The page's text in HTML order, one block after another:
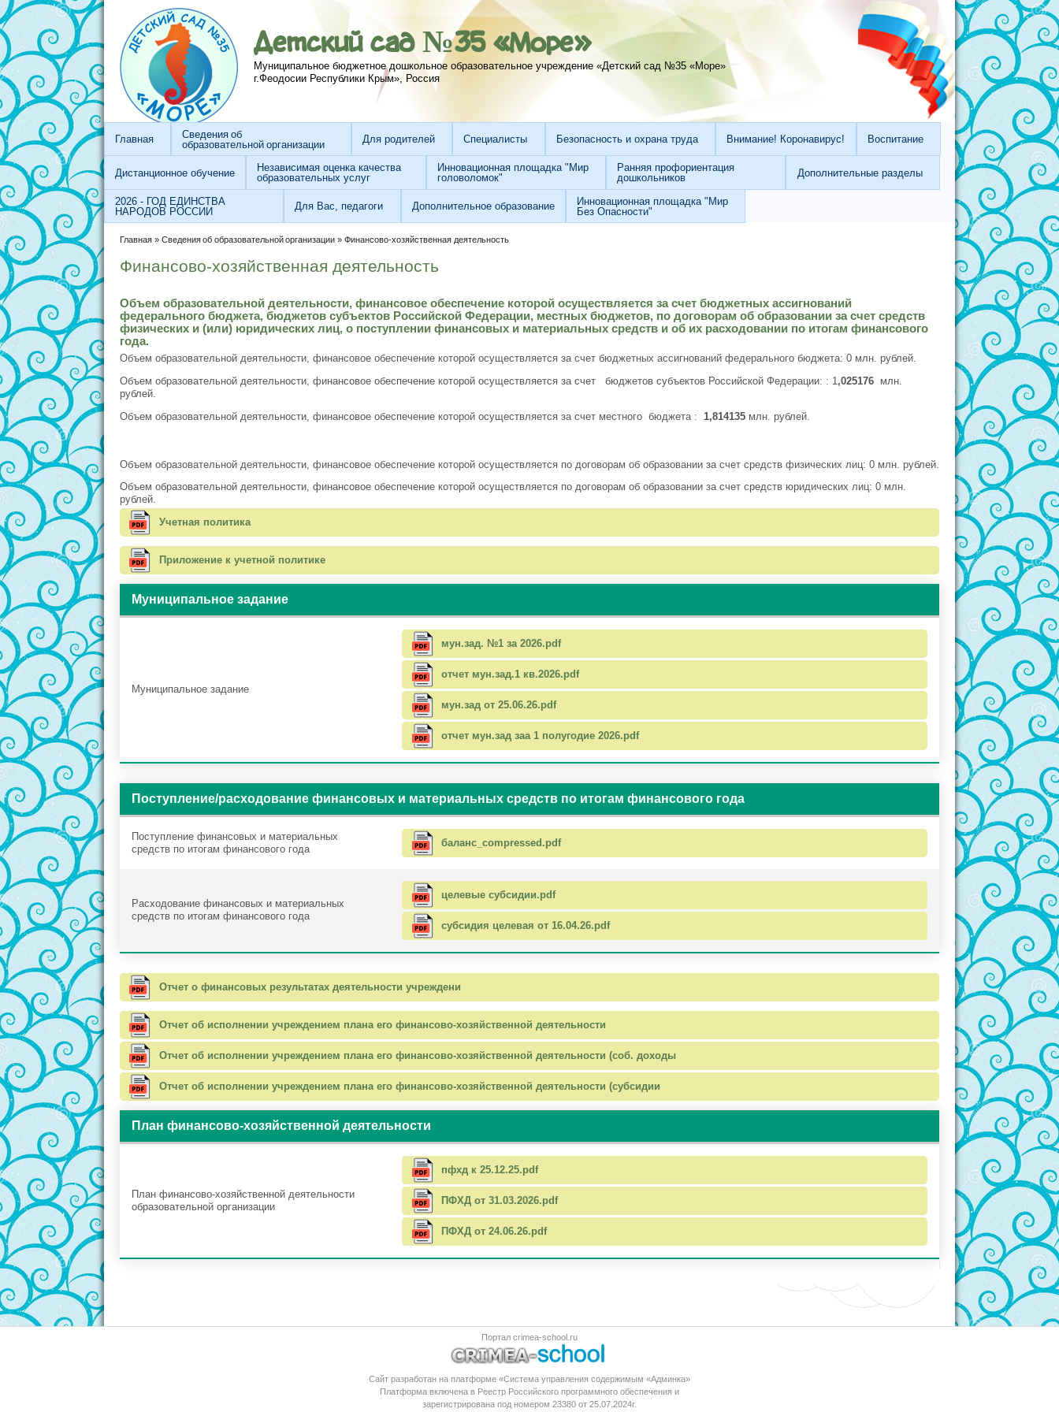
Перейти к основному содержанию
Skip to search
Детский сад №35 «Море»
Муниципальное бюджетное дошкольное образовательное учреждение «Детский сад №35 «Море»
г.Феодосии Республики Крым», Россия
Главная
Сведения об
образовательной организации
Для родителей Специалисты Безопасность и охрана труда Внимание! Коронавирус! Воспитание
Дистанционное обучение
Независимая оценка качества
образовательных услуг
Инновационная площадка "Мир
головоломок"
Ранняя профориентация
дошкольников
Дополнительные разделы
2026 - ГОД ЕДИНСТВА
НАРОДОВ РОССИИ
Для Вас, педагоги Дополнительное образование
Инновационная площадка "Мир
Без Опасности"
Вы здесь
Главная» Сведения об образовательной организации» Финансово-хозяйственная деятельность
Финансово-хозяйственная деятельность
Объем образовательной деятельности, финансовое обеспечение которой осуществляется за счет бюджетных ассигнований
федерального бюджета, бюджетов субъектов Российской Федерации, местных бюджетов, по договорам об образовании за счет средств
физических и (или) юридических лиц, о поступлении финансовых и материальных средств и об их расходовании по итогам финансового
года.
Объем образовательной деятельности, финансовое обеспечение которой осуществляется за счет бюджетных ассигнований федерального бюджета: 0 млн. рублей.
Объем образовательной деятельности, финансовое обеспечение которой осуществляется за счет бюджетов субъектов Российской Федерации: : 1,025176 млн.
рублей.
Объем образовательной деятельности, финансовое обеспечение которой осуществляется за счет местного бюджета : 1,814135млн. рублей.
Объем образовательной деятельности, финансовое обеспечение которой осуществляется по договорам об образовании за счет средств физических лиц: 0 млн. рублей.
Объем образовательной деятельности, финансовое обеспечение которой осуществляется по договорам об образовании за счет средств юридических лиц: 0 млн.
рублей.
Учетная политика
Приложение к учетной политике
Муниципальное задание
Муниципальное задание
мун.зад. №1 за 2026.pdf
отчет мун.зад.1 кв.2026.pdf
мун.зад от 25.06.26.pdf
отчет мун.зад заа 1 полугодие 2026.pdf
Поступление/расходование финансовых и материальных средств по итогам финансового года
Поступление финансовых и материальных
средств по итогам финансового года
баланс_compressed.pdf
Расходование финансовых и материальных
средств по итогам финансового года
целевые субсидии.pdf
субсидия целевая от 16.04.26.pdf
Отчет о финансовых результатах деятельности учреждени
Отчет об исполнении учреждением плана его финансово-хозяйственной деятельности
Отчет об исполнении учреждением плана его финансово-хозяйственной деятельности (соб. доходы
Отчет об исполнении учреждением плана его финансово-хозяйственной деятельности (субсидии
План финансово-хозяйственной деятельности
План финансово-хозяйственной деятельности
образовательной организации
пфхд к 25.12.25.pdf
ПФХД от 31.03.2026.pdf
ПФХД от 24.06.26.pdf
Портал crimea-school.ru
Сайт разработан на платформе «Система управления содержимым «Админка»
Платформа включена в Реестр Российского программного обеспечения и
зарегистрирована под номером 23380 от 25.07.2024г.